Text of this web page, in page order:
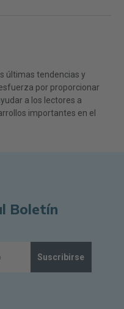
últimas tendencias y
por proporcionar
a los lectores a
importantes en el
Boletín
Suscribirse